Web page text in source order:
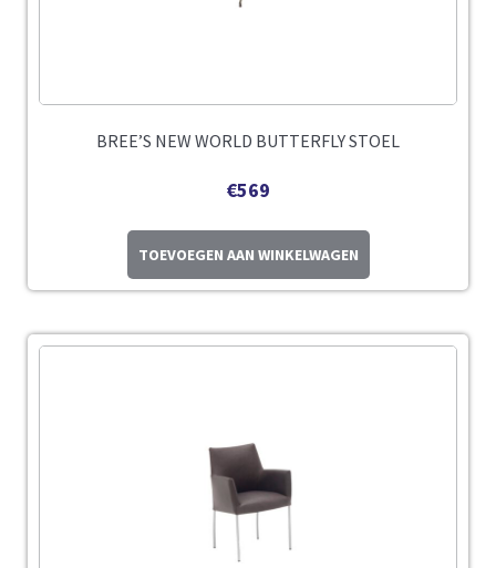
BREE’S NEW WORLD BUTTERFLY STOEL
€569
TOEVOEGEN AAN WINKELWAGEN